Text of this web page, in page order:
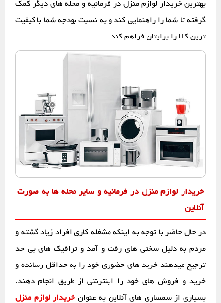
بهترین خریدار لوازم منزل در فرمانیه و محله های دیگر کمک
گرفته تا شما را راهنمایی کند و به نسبت بودجه شما با کیفیت
ترین کالا را برایتان فراهم کند.
خریدار لوازم منزل در فرمانیه و سایر محله ها به صورت
آنلاین
در حال حاضر با توجه به اینکه مشغله کاری افراد زیاد گشته و
مردم به دلیل سختی های رفت و آمد و ترافیک های بی حد
ترجیح میدهند خرید های حضوری خود را به حداقل رسانده و
خرید و فروش های خود را اینترنتی از طریق انجام دهند.
بسیاری از سمساری های آنلاین به عنوان خریدار لوازم منزل